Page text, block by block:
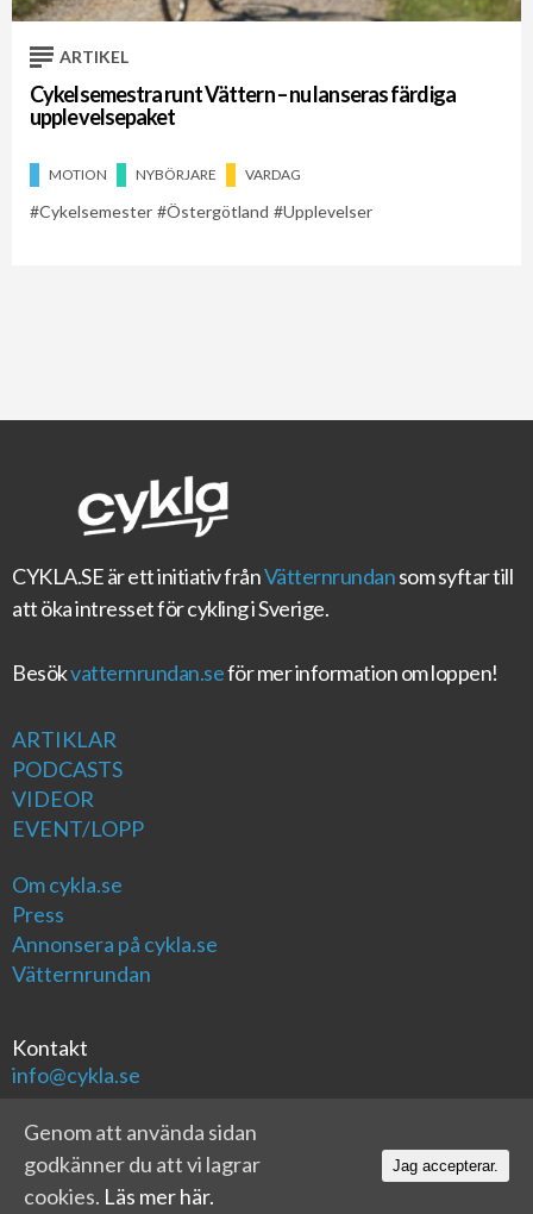
ARTIKEL
Cykelsemestra runt Vättern – nu lanseras färdiga
upplevelsepaket
MOTION NYBÖRJARE VARDAG
Cykelsemester Östergötland Upplevelser
CYKLA.SEär ett initiativ frånVätternrundansom syftar till
att öka intresset för cykling i Sverige.
Besökvatternrundan.seför mer information om loppen!
ARTIKLAR
PODCASTS
VIDEOR
EVENT/LOPP
Om cykla.se
Press
Annonsera på cykla.se
Vätternrundan
Kontakt
info@cykla.se
Genom att använda sidan
godkänner du att vi lagrar
cookies. Läs mer här.
Jag accepterar.